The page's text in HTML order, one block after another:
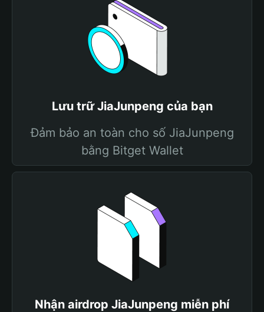
Lưu trữ JiaJunpeng của bạn
Đảm bảo an toàn cho số JiaJunpeng
bằng Bitget Wallet
Nhận airdrop JiaJunpeng miễn phí